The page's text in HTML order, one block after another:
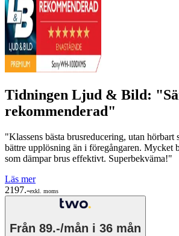
Tidningen Ljud & Bild:
rekommenderad"
"Klassens bästa brusreducering, utan hörbart
bättre upplösning än i föregångaren. Mycket
som dämpar brus effektivt. Superbekväma!"
Läs mer
2197.-exkl. moms
Från 89.-/mån i 36 mån